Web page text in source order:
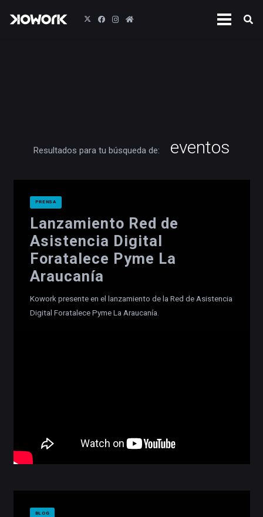
Resultados para tu búsqueda de: eventos
PRENSA
Lanzamiento Red de
Asistencia Digital
Foratalece Pyme La
Araucanía
Kowork presente en el lanzamiento de la Red de Asistencia
Digital Foratalece Pyme La Araucanía.
BLOG